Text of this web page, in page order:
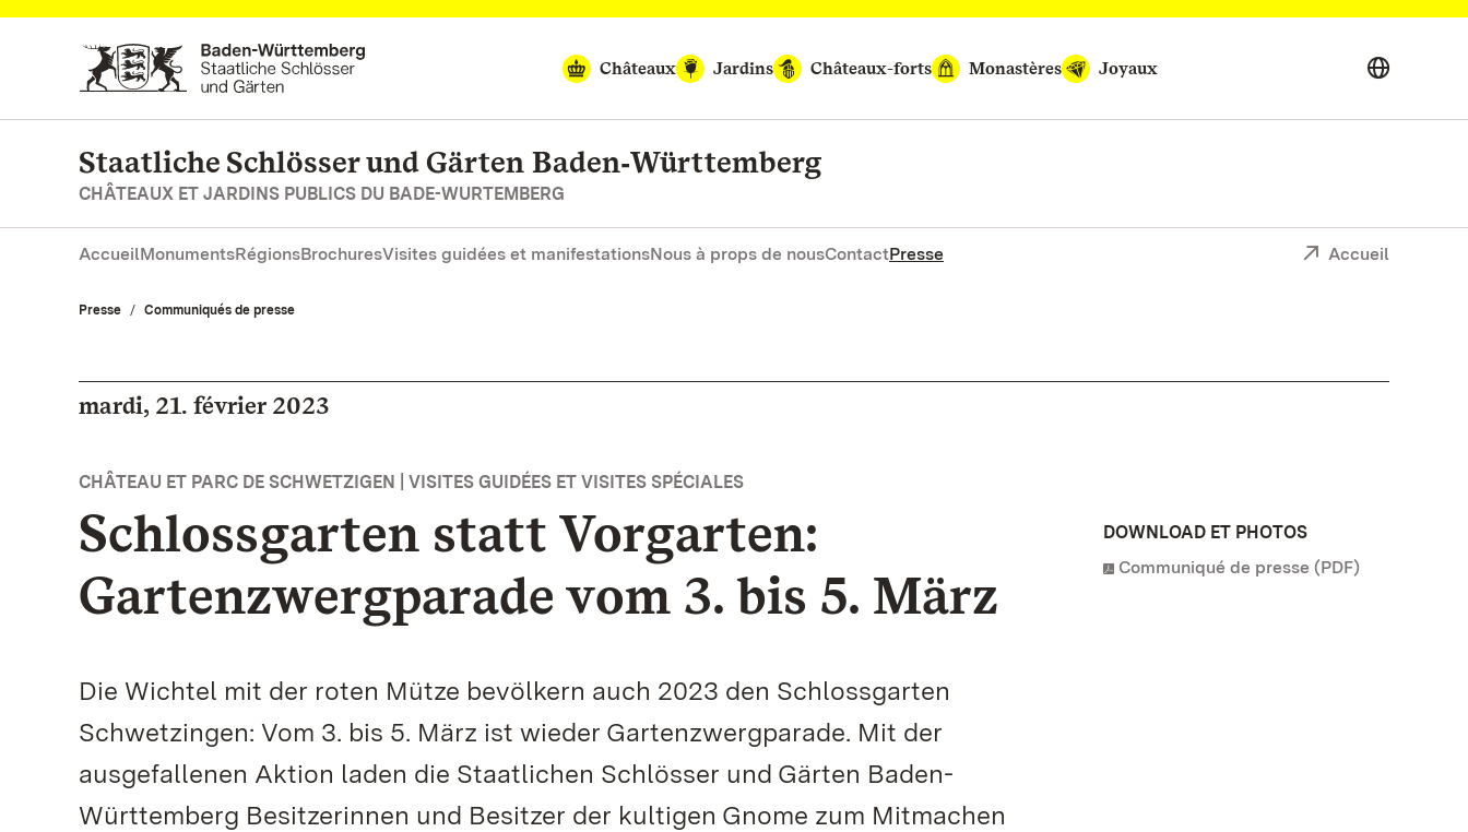
Vers la page d’accueil
Châteaux
Jardins Châteaux-forts Monastères Joyaux
Staatliche Schlösser und Gärten Baden‑Württemberg
CHÂTEAUX ET JARDINS PUBLICS DU BADE-WURTEMBERG
AccueilMonumentsRégionsBrochuresVisites guidées et manifestationsNous à props de nousContactPresse Accueil
Presse Communiqués de presse
mardi, 21. février 2023
CHÂTEAU ET PARC DE SCHWETZIGEN | VISITES GUIDÉES ET VISITES SPÉCIALES
Schlossgarten statt Vorgarten:
Gartenzwergparade vom 3. bis 5. März
Die Wichtel mit der roten Mütze bevölkern auch 2023 den Schlossgarten
Schwetzingen: Vom 3. bis 5. März ist wieder Gartenzwergparade. Mit der
ausgefallenen Aktion laden die Staatlichen Schlösser und Gärten Baden-
Württemberg Besitzerinnen und Besitzer der kultigen Gnome zum Mitmachen
DOWNLOAD ET PHOTOS
Communiqué de presse (PDF)